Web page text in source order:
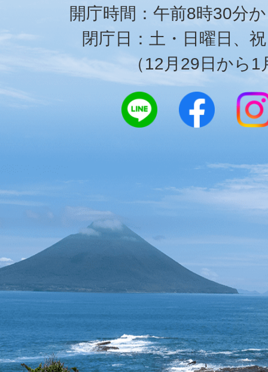
開庁時間：午前8時30分
閉庁日：土・日曜日、
（12月29日から1